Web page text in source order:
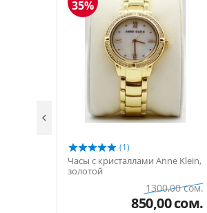
35%
(1)
Часы с кристаллами Anne Klein,
золотой
1300,00 сом.
850,00сом.
